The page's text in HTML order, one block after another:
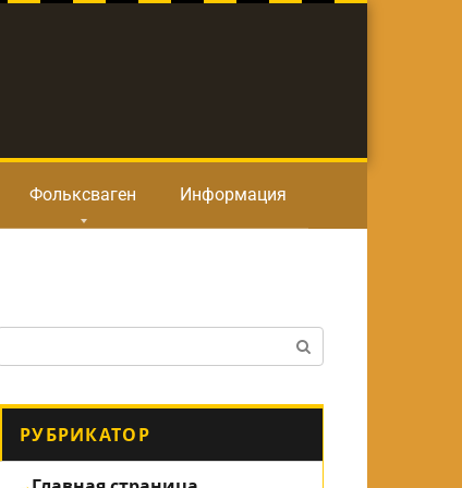
Фольксваген Информация
РУБРИКАТОР